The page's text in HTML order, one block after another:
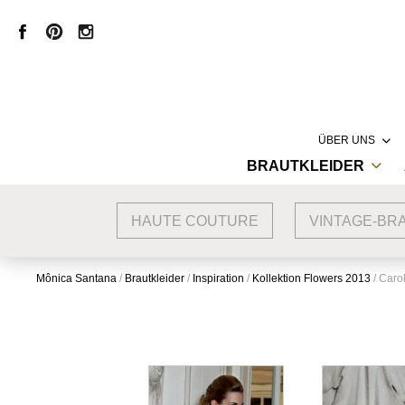
ÜBER UNS
LABEL
MÔNICA
BRAUTKLEIDER
HAUTE COUTURE
HAUTE COUTURE VINTAGE-
Mônica Santana / Brautkleider / Inspiration / Kollektion Flowers 2013 /